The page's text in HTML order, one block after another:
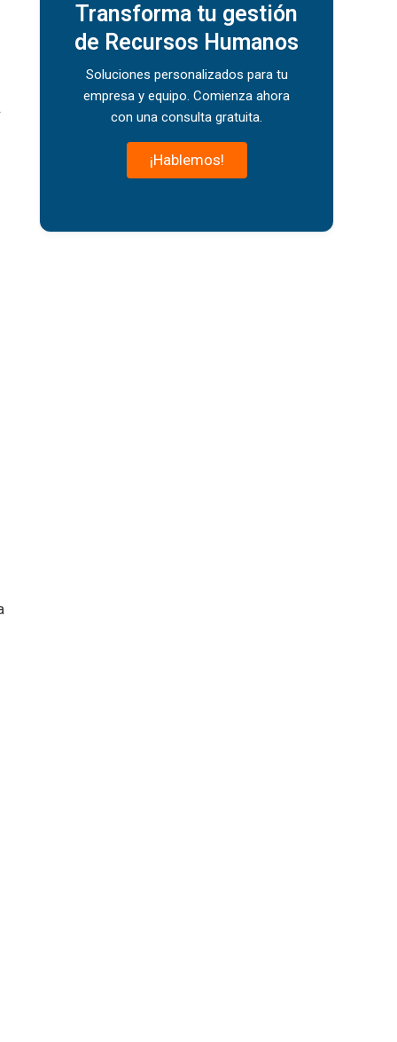
Transforma tu gestión
de Recursos Humanos
Soluciones personalizados para tu
empresa y equipo. Comienza ahora
con una consulta gratuita.
¡Hablemos!